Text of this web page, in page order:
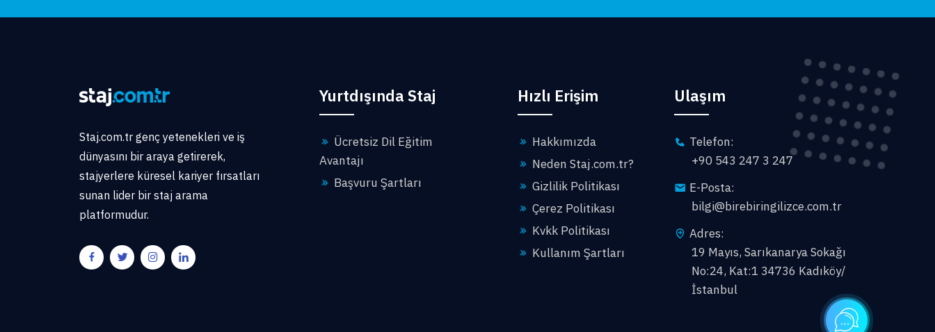
Staj.com.tr genç yetenekleri ve iş
dünyasını bir araya getirerek,
stajyerlere küresel kariyer fırsatları
sunan lider bir staj arama
platformudur.
Yurtdışında Staj
Ücretsiz Dil Eğitim
Avantajı
Başvuru Şartları
Hızlı Erişim
Hakkımızda
Neden Staj.com.tr?
Gizlilik Politikası
Çerez Politikası
Kvkk Politikası
Kullanım Şartları
Ulaşım
Telefon:
+90 543 247 3 247
E-Posta:
bilgi@birebiringilizce.com.tr
Adres:
19 Mayıs, Sarıkanarya Sokağı
No:24, Kat:1 34736 Kadıköy/
İstanbul